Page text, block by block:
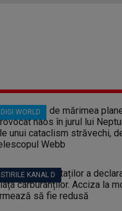
DIGI WORLD
STIRILE KANAL D